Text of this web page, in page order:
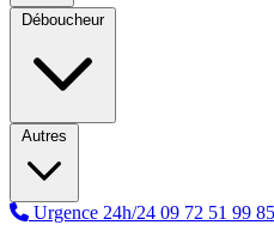
Déboucheur
Autres
Urgence 24h/24 09 72 51 99 85